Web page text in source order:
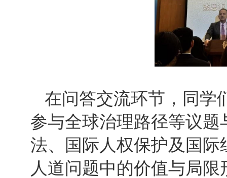
在问答交流环节，同学
参与全球治理路径等议
法、国际人权保护及国
人道问题中的价值与局